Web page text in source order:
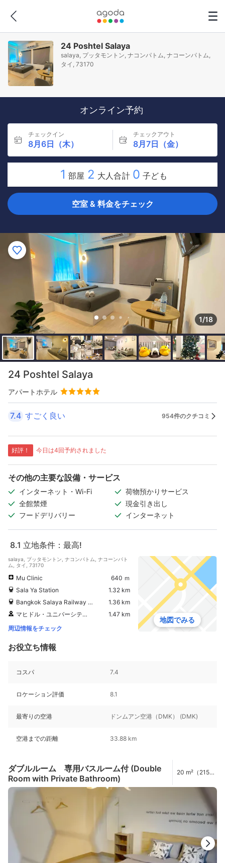
24 Poshtel Salaya
salaya, プッタモントン, ナコンパトム, ナコーンパトム,
タイ, 73170
オンライン予約
チェックイン
8月6日（木）
チェックアウト
8月7日（金）
1 部屋 2 大人合計 0 子ども
空室 & 料金をチェック
1/18
24 Poshtel Salaya
アパートホテル
7.4 すごく良い 954件のクチコミ
好評！ 今日は4回予約されました
その他の主要な設備・サービス
インターネット・Wi-Fi
荷物預かりサービス
全館禁煙
現金引き出し
フードデリバリー
インターネット
8.1 立地条件：最高!
salaya, プッタモントン, ナコンパトム, ナコーンパト
ム, タイ, 73170
Mu Clinic
640 ｍ
Sala Ya Station
1.32 km
Bangkok Salaya Railway Station
1.36 km
マヒドル・ユニバーシティ・（サラヤ・キャンパス）
1.47 km
周辺情報をチェック
地図でみる
お役立ち情報
コスパ 7.4
ロケーション評価 8.1
最寄りの空港 ドンムアン空港（DMK） (DMK)
空港までの距離 33.88 km
ダブルルーム 専用バスルーム付 (Double
Room with Private Bathroom)
20 m²（215